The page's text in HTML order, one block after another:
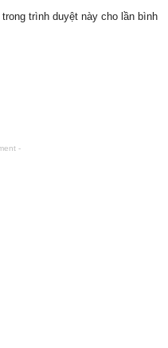
trình duyệt này cho lần bình
-